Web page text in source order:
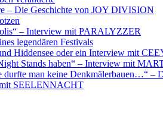
– Die Geschichte von JOY DIVISION
– Interview mit PARALYZZER
legendären Festivals
Hiddensee oder ein Interview mit
Stands haben“ – Interview mit
man keine Denkmälerbauen…“ –
mit SEELENNACHT